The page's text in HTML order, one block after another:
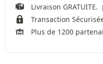
Livraison GRATUITE.
Transaction
Plus de 1200